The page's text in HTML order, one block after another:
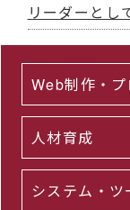
リーダーとし
Web制作・
人材育成
システム・ツ